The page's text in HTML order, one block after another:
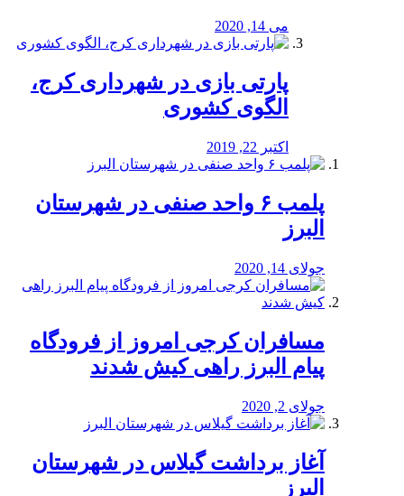
می 14, 2020
پارتی بازی در شهرداری کرج،
الگوی کشوری
اکتبر 22, 2019
پلمب ۶ واحد صنفی در شهرستان
البرز
جولای 14, 2020
مسافران کرجی امروز از فرودگاه
پیام البرز راهی کیش شدند
جولای 2, 2020
آغاز برداشت گیلاس در شهرستان
البرز